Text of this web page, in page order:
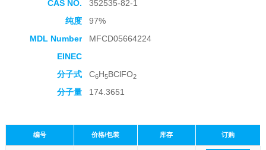
CAS NO.
352535-82-1
纯度
97%
MDL Number
MFCD05664224
EINEC
分子式
C6H5BClFO2
分子量 174.3651
编号 价格/包装 库存 订购